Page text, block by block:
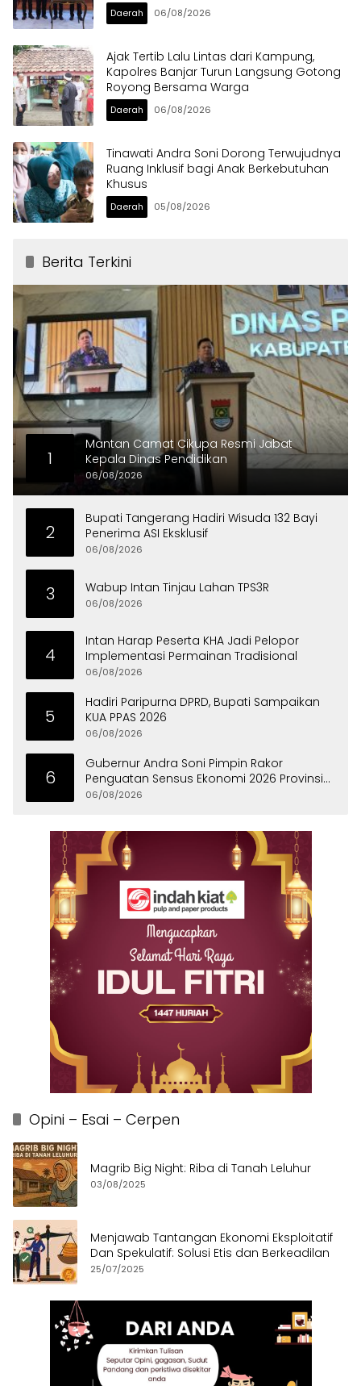
Daerah 06/08/2026
Ajak Tertib Lalu Lintas dari Kampung,
Kapolres Banjar Turun Langsung Gotong
Royong Bersama Warga
Daerah 06/08/2026
Tinawati Andra Soni Dorong Terwujudnya
Ruang Inklusif bagi Anak Berkebutuhan
Khusus
Daerah 05/08/2026
Berita Terkini
1
Mantan Camat Cikupa Resmi Jabat
Kepala Dinas Pendidikan
06/08/2026
2
Bupati Tangerang Hadiri Wisuda 132 Bayi
Penerima ASI Eksklusif
06/08/2026
3 Wabup Intan Tinjau Lahan TPS3R
06/08/2026
4
Intan Harap Peserta KHA Jadi Pelopor
Implementasi Permainan Tradisional
06/08/2026
5
Hadiri Paripurna DPRD, Bupati Sampaikan
KUA PPAS 2026
06/08/2026
6
Gubernur Andra Soni Pimpin Rakor
Penguatan Sensus Ekonomi 2026 Provinsi
Banten
06/08/2026
Opini – Esai – Cerpen
Magrib Big Night: Riba di Tanah Leluhur
03/08/2025
Menjawab Tantangan Ekonomi Eksploitatif
Dan Spekulatif: Solusi Etis dan Berkeadilan
25/07/2025